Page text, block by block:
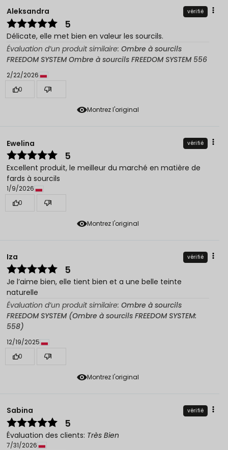
Montrez l'original
Aleksandra vérifié
5
Délicate, elle met bien en valeur les sourcils.
Évaluation d’un produit similaire: Ombre à sourcils
FREEDOM SYSTEM Ombre à sourcils FREEDOM SYSTEM 556
2/22/2026
0
1
Montrez l'original
Ewelina vérifié
5
Excellent produit, le meilleur du marché en matière de
fards à sourcils
1/9/2026
0
1
Montrez l'original
Iza vérifié
5
Je l’aime bien, elle tient bien et a une belle teinte
naturelle
Évaluation d’un produit similaire: Ombre à sourcils
FREEDOM SYSTEM (Ombre à sourcils FREEDOM SYSTEM:
558)
12/19/2025
0
1
Sabina vérifié
5
Évaluation des clients: Très Bien
7/31/2026